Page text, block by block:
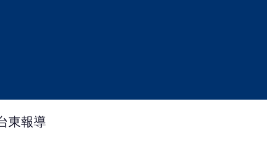
東報導